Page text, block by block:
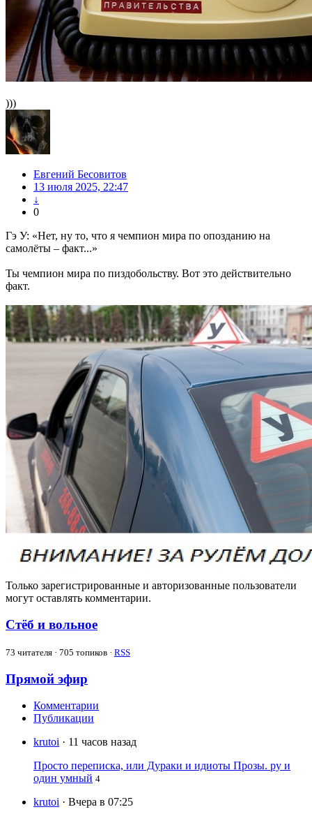
)))
Евгений Бесовитов
13 июля 2025, 22:47
↓
0
Гэ У: «Нет, ну то, что я чемпион мира по опозданию на
самолёты – факт...»
Ты чемпион мира по пиздобольству. Вот это действительно
факт.
Только зарегистрированные и авторизованные пользователи
могут оставлять комментарии.
Стёб и вольное
73 читателя · 705 топиков · RSS
Прямой эфир
Комментарии
Публикации
krutoi · 11 часов назад
Просто переписка, или Дураки и идиоты Прозы. ру и
один умный 4
krutoi · Вчера в 07:25